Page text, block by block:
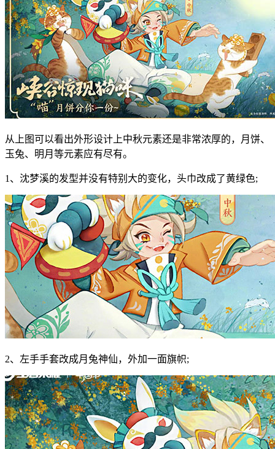
从上图可以看出外形设计上中秋元素还是非常浓厚的，月饼、
玉兔、明月等元素应有尽有。
1、沈梦溪的发型并没有特别大的变化，头巾改成了黄绿色;
2、左手手套改成月兔神仙，外加一面旗帜;